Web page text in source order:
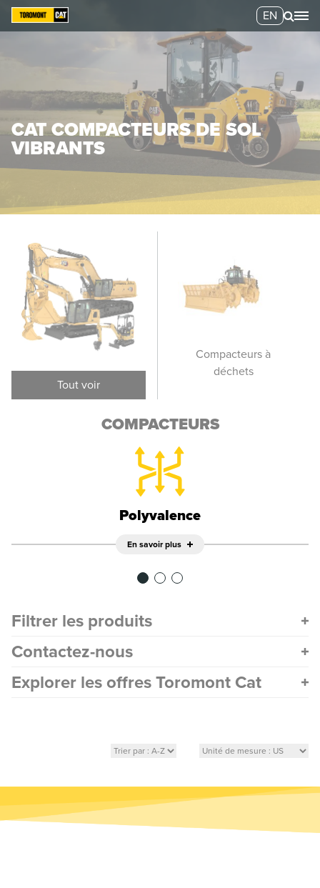
EN
CAT COMPACTEURS DE SOL
VIBRANTS
Tout voir
Compacteurs de sol
vibrants
Compacteurs à
déchets
COMPACTEURS
Polyvalence
En savoir plus
Filtrer les produits
Contactez-nous
Explorer les offres Toromont Cat